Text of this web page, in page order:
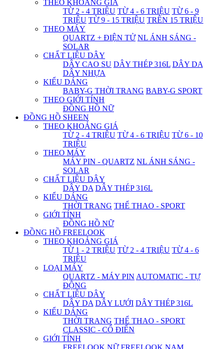
THEO KHOẢNG GIÁ
TỪ 2 - 4 TRIỆU TỪ 4 - 6 TRIỆU TỪ 6 - 9
TRIỆU TỪ 9 - 15 TRIỆU TRÊN 15 TRIỆU
THEO MÁY
QUARTZ + ĐIỆN TỬ NL ÁNH SÁNG -
SOLAR
CHẤT LIỆU DÂY
DÂY CAO SU DÂY THÉP 316L DÂY DA
DÂY NHỰA
KIỂU DÁNG
BABY-G THỜI TRANG BABY-G SPORT
THEO GIỚI TÍNH
ĐỒNG HỒ NỮ
ĐỒNG HỒ SHEEN
THEO KHOẢNG GIÁ
TỪ 2 - 4 TRIỆU TỪ 4 - 6 TRIỆU TỪ 6 - 10
TRIỆU
THEO MÁY
MÁY PIN - QUARTZ NL ÁNH SÁNG -
SOLAR
CHẤT LIỆU DÂY
DÂY DA DÂY THÉP 316L
KIỂU DÁNG
THỜI TRANG THỂ THAO - SPORT
GIỚI TÍNH
ĐỒNG HỒ NỮ
ĐỒNG HỒ FREELOOK
THEO KHOẢNG GIÁ
TỪ 1 - 2 TRIỆU TỪ 2 - 4 TRIỆU TỪ 4 - 6
TRIỆU
LOẠI MÁY
QUARTZ - MÁY PIN AUTOMATIC - TỰ
ĐỘNG
CHẤT LIỆU DÂY
DÂY DA DÂY LƯỚI DÂY THÉP 316L
KIỂU DÁNG
THỜI TRANG THỂ THAO - SPORT
CLASSIC - CỔ ĐIỂN
GIỚI TÍNH
FREELOOK NỮ FREELOOK NAM